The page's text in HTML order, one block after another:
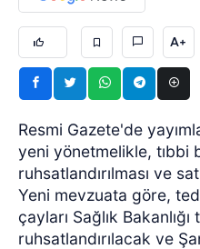
A+
Resmi Gazete'de
yeni yönetmelikle, tıbbi
ruhsatlandırılması ve
Yeni mevzuata göre,
çayları Sağlık Bakanlığı
ruhsatlandırılacak ve